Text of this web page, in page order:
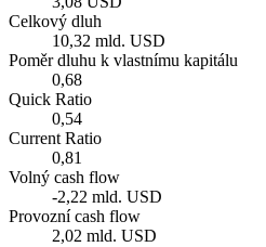
Celkový dluh
10,32 mld. USD
Poměr dluhu k vlastnímu kapitálu
0,68
Quick Ratio
0,54
Current Ratio
0,81
Volný cash flow
-2,22 mld. USD
Provozní cash flow
2,02 mld. USD